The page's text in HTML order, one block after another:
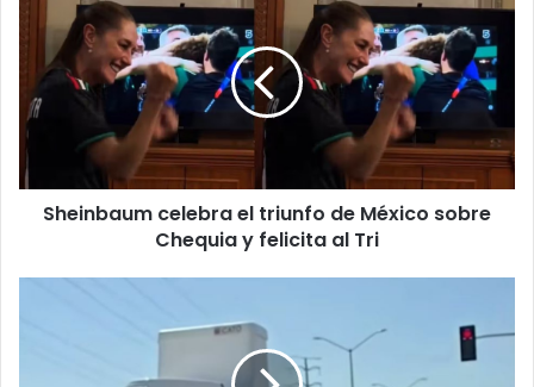
celebra
triunfo
de
México
sobre
y
felicita
Sheinbaum celebra el triunfo de México sobre
Chequia y felicita al Tri